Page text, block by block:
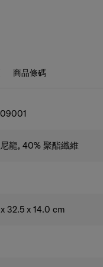
商品條碼
龍, 40% 聚酯纖維
32.5 x 14.0 cm